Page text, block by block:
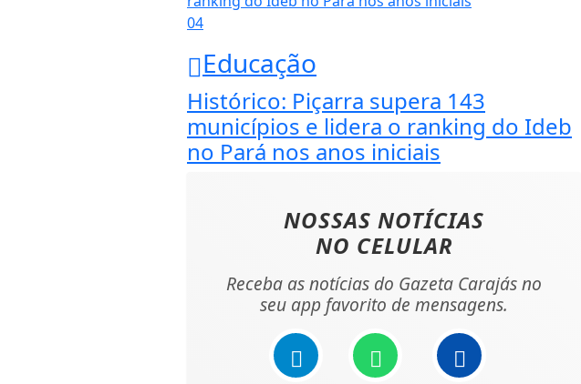
04
Educação
Histórico: Piçarra supera 143
municípios e lidera o ranking do Ideb
no Pará nos anos iniciais
NOSSAS NOTÍCIAS
NO CELULAR
Receba as notícias do Gazeta Carajás no
seu app favorito de mensagens.